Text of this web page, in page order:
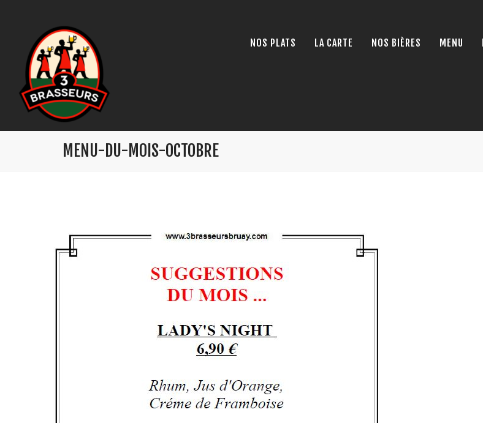
NOS PLATS LA CARTE NOS BIÈRES MENU
MENU-DU-MOIS-OCTOBRE